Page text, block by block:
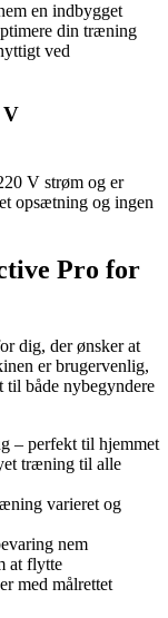
en indbygget
din træning
ved
V
V strøm og er
opsætning og ingen
Pro for
dig, der ønsker at
er brugervenlig,
både nybegyndere
– perfekt til hjemmet
træning til alle
varieret og
nem
at flytte
med målrettet